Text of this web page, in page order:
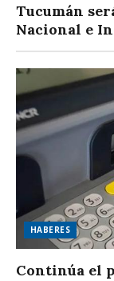
Tucumán
Nacional e
HABERES
Continúa el